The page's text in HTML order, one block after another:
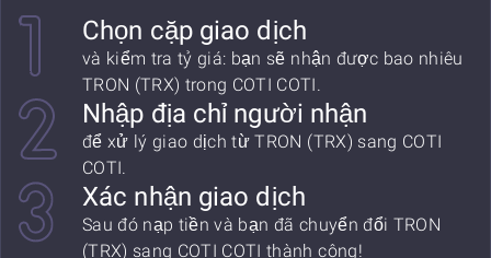
Chọn cặp giao dịch
và kiểm tra tỷ giá: bạn sẽ nhận được bao nhiêu
TRON (TRX) trong COTI COTI.
Nhập địa chỉ người nhận
để xử lý giao dịch từ TRON (TRX) sang COTI
COTI.
Xác nhận giao dịch
Sau đó nạp tiền và bạn đã chuyển đổi TRON
(TRX) sang COTI COTI thành công!